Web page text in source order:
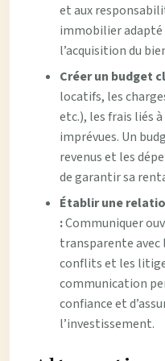
et aux
immobilier
l’acquisition du
Créer un budget
locatifs, les
etc.), les frais liés
imprévues. Un
revenus et les
de garantir sa
Établir une
:Communiquer
transparente avec
conflits et les
communication
confiance et
l’investissement.